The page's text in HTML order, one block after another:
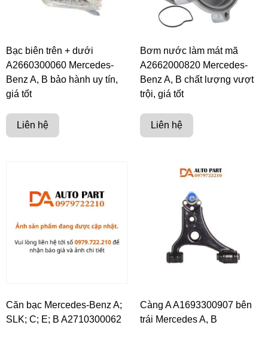
Bạc biên trên + dưới
A2660300060 Mercedes-
Benz A, B bảo hành uy tín,
giá tốt
Liên hệ
Bơm nước làm mát mã
A2662000820 Mercedes-
Benz A, B chất lượng vượt
trội, giá tốt
Liên hệ
Căn bạc Mercedes-Benz A;
SLK; C; E; B A2710300062
Càng A A1693300907 bên
trái Mercedes A, B